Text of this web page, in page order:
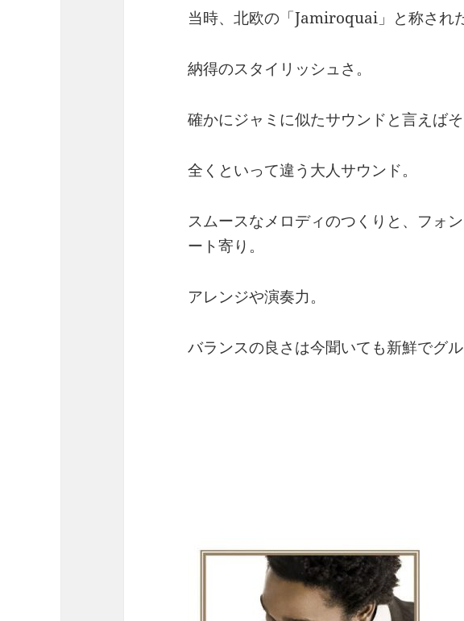
当時、北欧の「Jamiroquai」と称され
納得のスタイリッシュさ。
確かにジャミに似たサウンドと言えば
全くといって違う大人サウンド。
スムースなメロディのつくりと、フォ
ート寄り。
アレンジや演奏力。
バランスの良さは今聞いても新鮮でグ